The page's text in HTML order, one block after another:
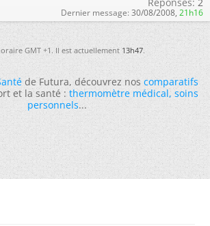
Dernier message: 30/08/2008, 21h16
GMT +1. Il est actuellement13h47.
de Futura, découvrez noscomparatifs
et la santé :thermomètre médical,soins
personnels...